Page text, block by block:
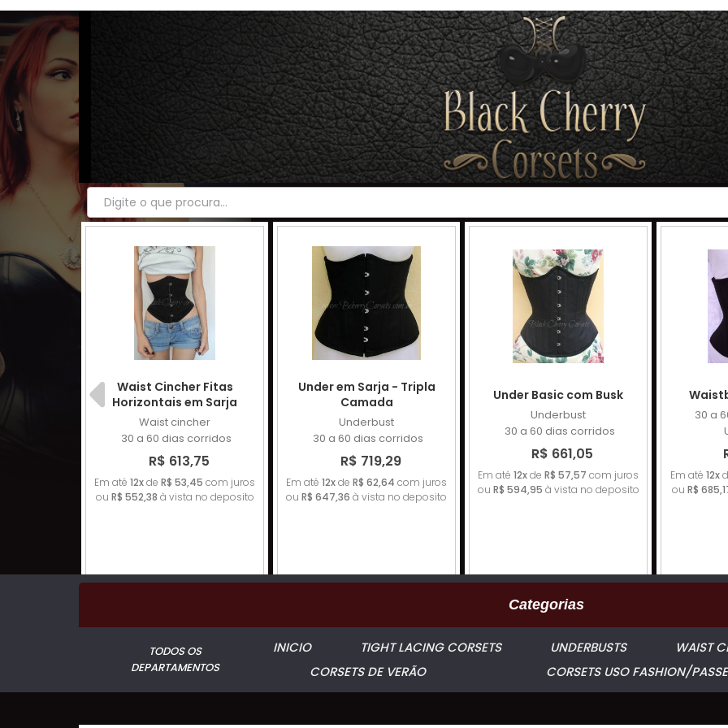
Waist Cincher Fitas
Horizontais em Sarja
Waist cincher
30 a 60 dias corridos
R$ 613,75
Em até 12xde R$ 53,45 com juros
ou R$ 552,38 à vista no deposito
Under em Sarja - Tripla
Camada
Underbust
30 a 60 dias corridos
R$ 719,29
Em até 12xde R$ 62,64 com juros
ou R$ 647,36 à vista no deposito
Under Basic com Busk
Underbust
30 a 60 dias corridos
R$ 661,05
Em até 12xde R$ 57,57 com juros
ou R$ 594,95 à vista no deposito
30 a
Em até 12x
ou R$
Categorias
TODOS OS
DEPARTAMENTOS
INICIO TIGHT LACING CORSETS UNDERBUSTS
WAIST
CORSETS DE VERÃO
CORSETS USO FASHION/